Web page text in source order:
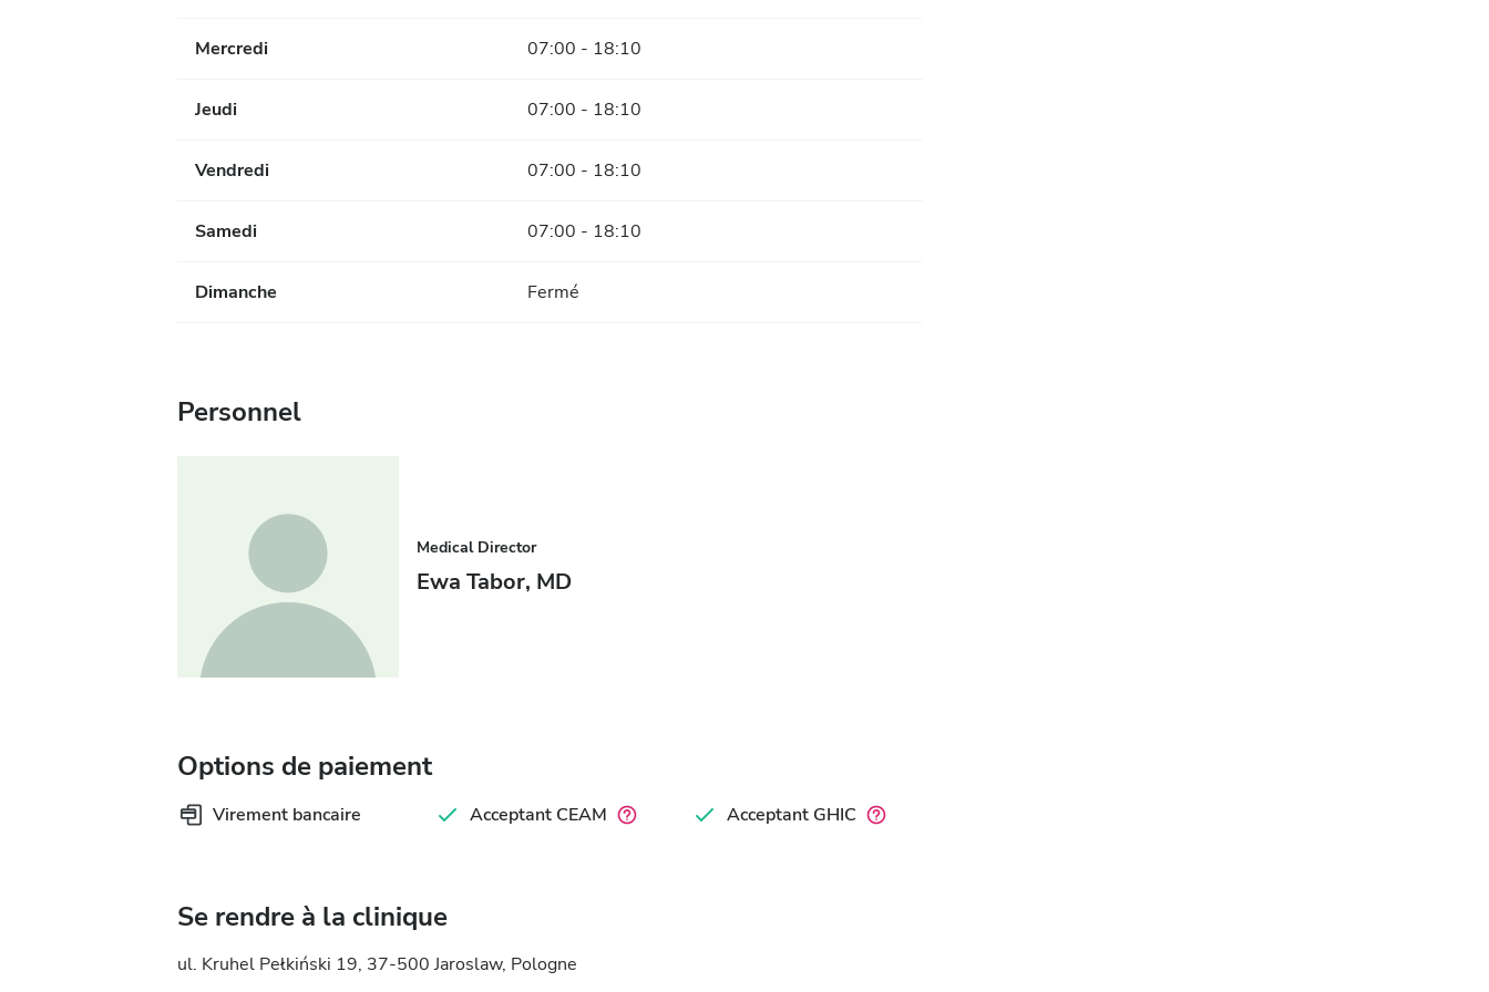
Mercredi 07:00 - 18:10
Jeudi 07:00 - 18:10
Vendredi 07:00 - 18:10
Samedi 07:00 - 18:10
Dimanche Fermé
Personnel
Medical Director
Ewa Tabor, MD
Options de paiement
Virement bancaire Acceptant CEAM Acceptant GHIC
Se rendre à la clinique
ul. Kruhel Pełkiński 19, 37-500 Jaroslaw, Pologne